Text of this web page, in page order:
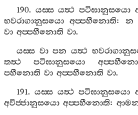
190. යස‍්ස යත්‍ථ පටිඝානුසයො
භවරාගානුසයො අප‍්පහීනොති: න
වා අප‍්පහීනොති වා.
යස‍්ස වා පන යත්‍ථ
තත්‍ථ
පටිඝානුසයො
පහීනොති වා අප‍්පහීනොති වා.
191. යස‍්ස යත්‍ථ පටිඝානුසයො
අවිජ‍්ජානුසයො අප‍්පහීනොති: